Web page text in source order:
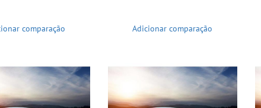
comparação Adicionar comparação